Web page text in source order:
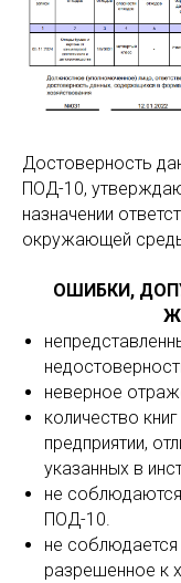
Достоверность
ПОД-10,
назначении
окружающей
ОШИБКИ,
неверное
количество
предприятии,
указанных в
не соблюдаются
ПОД-10.
не
разрешенное к